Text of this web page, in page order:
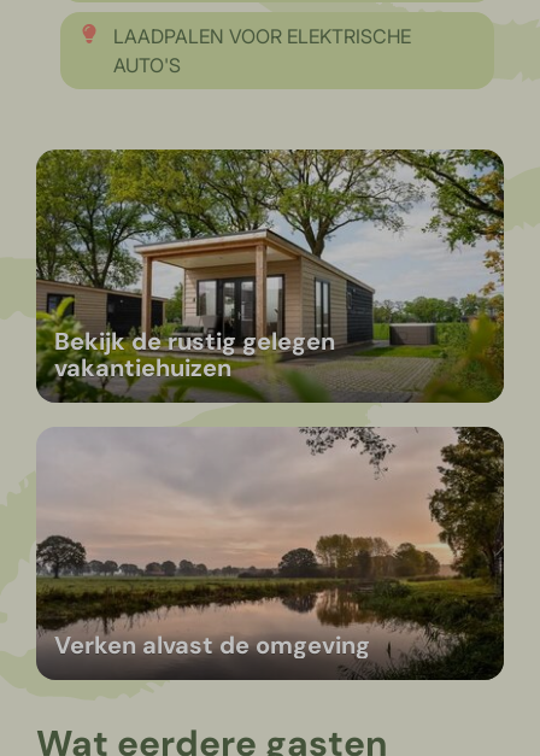
LAADPALEN VOOR ELEKTRISCHE
AUTO'S
Bekijk de rustig gelegen
vakantiehuizen
Verken alvast de omgeving
Wat eerdere gasten